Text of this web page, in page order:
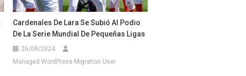
Cardenales De Lara Se Subió Al Podio
De La Serie Mundial De Pequeñas Ligas
26/08/2024
Managed WordPress Migration User